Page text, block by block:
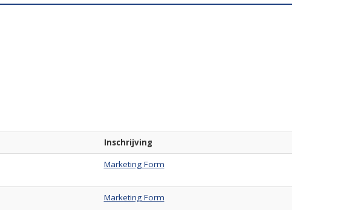
Inschrijving
Marketing Form
Marketing Form